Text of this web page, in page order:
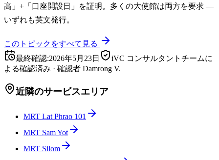
高」+「口座開設日」を証明。多くの大使館は両方を要求 —
いずれも英文発行。
このトピックをすべて見る
最終確認:2026年5月23日
iVC コンサルタントチームに
よる確認済み · 確認者 Damrong V.
近隣のサービスエリア
MRT Lat Phrao 101
MRT Sam Yot
MRT Silom